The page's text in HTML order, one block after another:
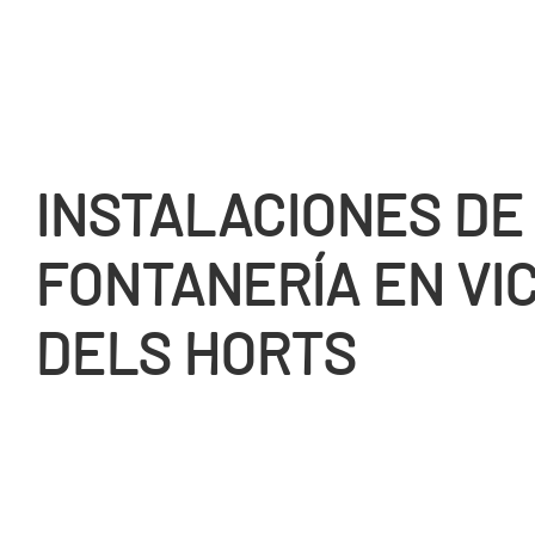
INSTALACIONES DE
FONTANERÍ­A EN
DELS HORTS